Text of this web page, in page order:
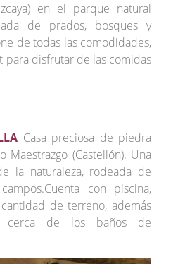
en el parque natural
de prados, bosques y
de todas las comodidades,
para disfrutar de las comidas
Casa preciosa de piedra
(Castellón). Una
la naturaleza, rodeada de
con piscina,
de terreno, además
cerca de los baños de